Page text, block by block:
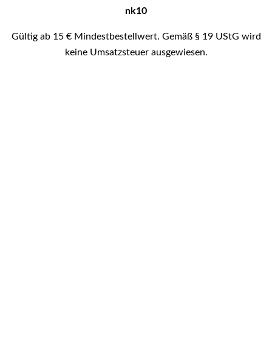
nk10
Gültig ab 15 € Mindestbestellwert. Gemäß § 19 UStG wird
keine Umsatzsteuer ausgewiesen.